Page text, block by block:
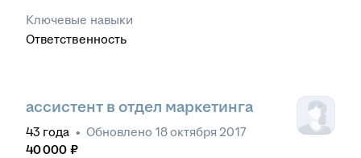
Ключевые навыки
Ответственность
ассистент в отдел маркетинга
43 года • Обновлено 18 октября 2017
40 000 ₽